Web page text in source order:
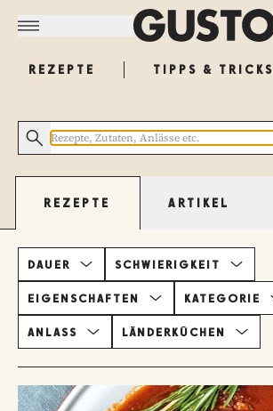
REZEPTE TIPPS & TRICKS
REZEPTE ARTIKEL
DAUER SCHWIERIGKEIT
EIGENSCHAFTEN KATEGORIE
ANLASS LÄNDERKÜCHEN